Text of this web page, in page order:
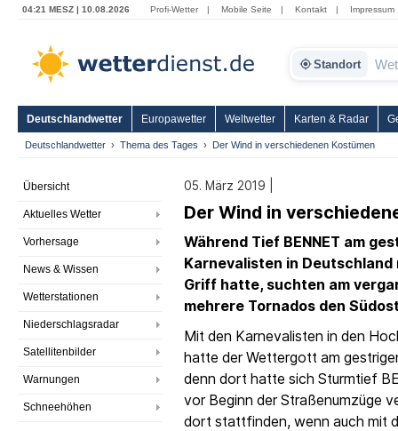
04:21 MESZ | 10.08.2026 Profi-Wetter | Mobile Seite | Kontakt | Impressum
Standort
Deutschlandwetter Europawetter Weltwetter Karten & Radar
Deutschlandwetter Thema des Tages Der Wind in verschiedenen Kostümen
Übersicht
Aktuelles Wetter
Vorhersage
News & Wissen
Wetterstationen
Niederschlagsradar
Satellitenbilder
Warnungen
Schneehöhen
05. März 2019 |
Der Wind in
Während Tief BENNET am
Karnevalisten in
Griff hatte, suchten am
mehrere Tornados den
Mit den Karnevalisten in den
hatte der Wettergott am
denn dort hatte sich Sturmtief
vor Beginn der Straßenumzüge
dort stattfinden, wenn auch mit